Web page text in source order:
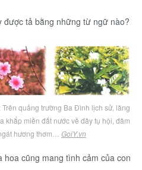
được tả bằng những từ ngữ nào?
: Trên quảng trường Ba Đình lịch sử, lăng
khắp miền đất nước về đây tụ hội, đâm
hương thơm… GoiY.vn
cũng mang tình cảm của con